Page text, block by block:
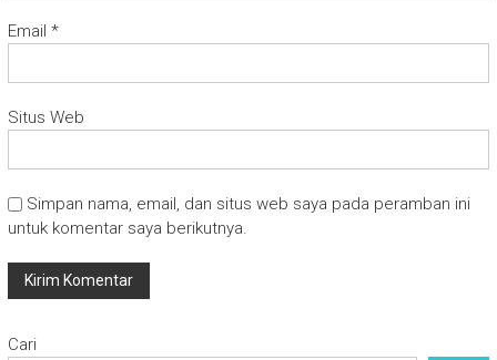
Email *
Situs Web
Simpan nama, email, dan situs web saya pada peramban ini
untuk komentar saya berikutnya.
Cari